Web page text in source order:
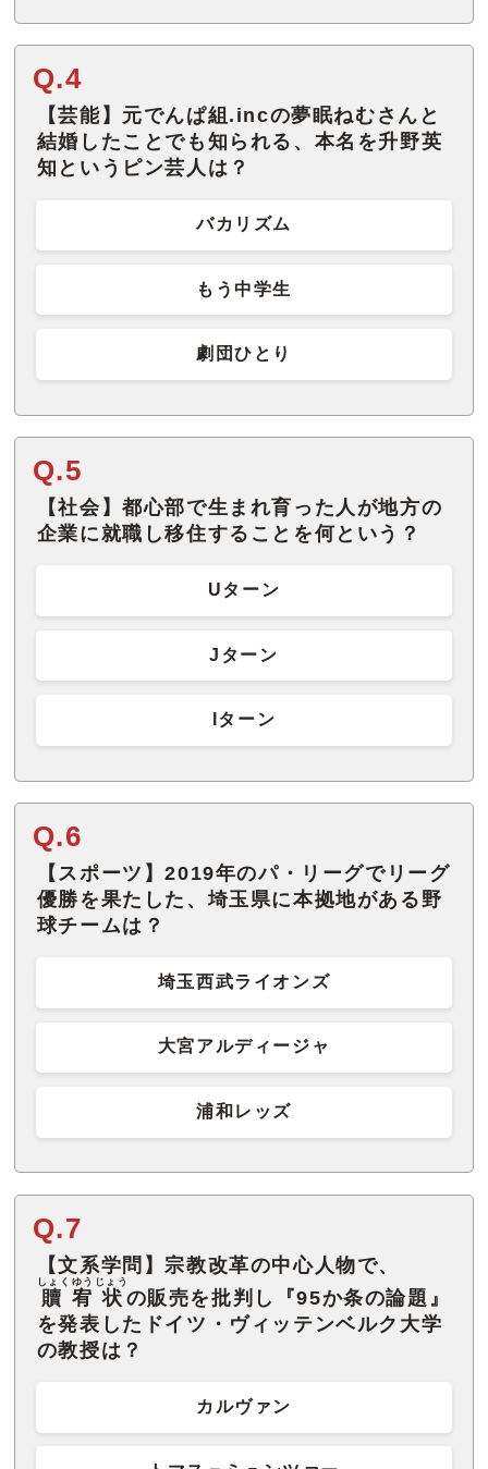
Q.4
【芸能】元でんぱ組.incの夢眠ねむさんと
結婚したことでも知られる、本名を升野英
知というピン芸人は？
バカリズム
もう中学生
劇団ひとり
Q.5
【社会】都心部で生まれ育った人が地方の
企業に就職し移住することを何という？
Uターン
Jターン
Iターン
Q.6
【スポーツ】2019年のパ・リーグでリーグ
優勝を果たした、埼玉県に本拠地がある野
球チームは？
埼玉西武ライオンズ
大宮アルディージャ
浦和レッズ
Q.7
【文系学問】宗教改革の中心人物で、
贖宥状
しょくゆうじょう
の販売を批判し『95か条の論題』
を発表したドイツ・ヴィッテンベルク大学
の教授は？
カルヴァン